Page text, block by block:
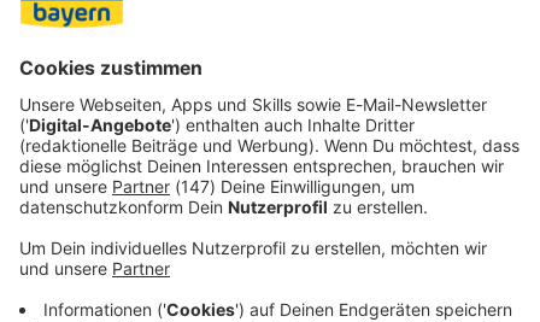
Klose würde bei einer Vertragsverlängerung wie zuletzt
Robert Klauß (30. Juli 2020 bis 02. Oktober 2022) der erste